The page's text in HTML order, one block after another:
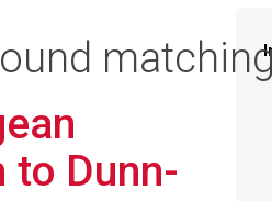
to Dunn-